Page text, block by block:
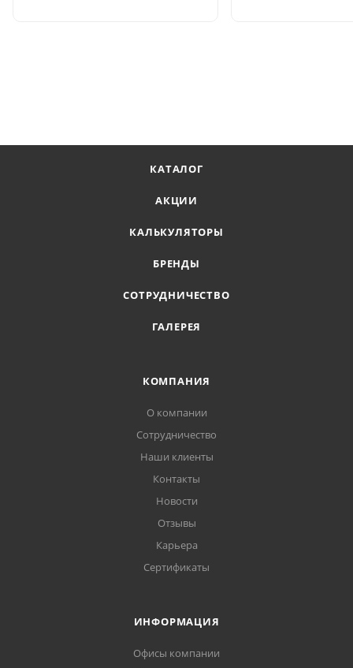
КАТАЛОГ
АКЦИИ
КАЛЬКУЛЯТОРЫ
БРЕНДЫ
СОТРУДНИЧЕСТВО
ГАЛЕРЕЯ
КОМПАНИЯ
О компании
Сотрудничество
Наши клиенты
Контакты
Новости
Отзывы
Карьера
Сертификаты
ИНФОРМАЦИЯ
Офисы компании